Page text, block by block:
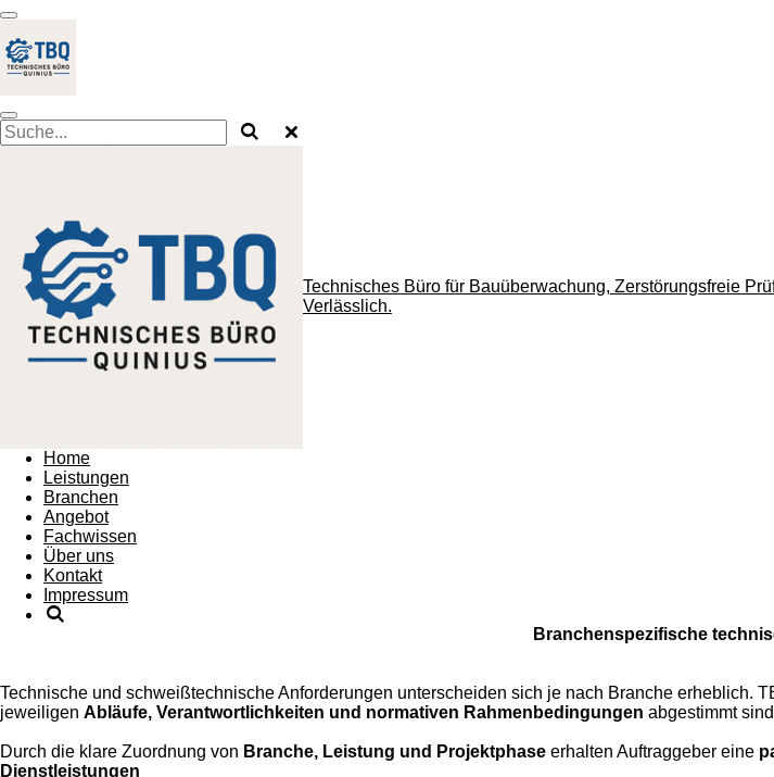
Zum
Hauptinhalt
springen
Technisches Büro für Bauüberwachung, Zerstörungsfreie
Verlässlich.
Home
Leistungen
Branchen
Angebot
Fachwissen
Über uns
Kontakt
Impressum
Branchenspezifische
Technische und schweißtechnische Anforderungen unterscheiden sich je nach Branche erheblich.
jeweiligen Abläufe, Verantwortlichkeiten und normativen Rahmenbedingungen abgestimmt
Durch die klare Zuordnung von Branche, Leistung und Projektphase erhalten Auftraggeber eine
Dienstleistungen